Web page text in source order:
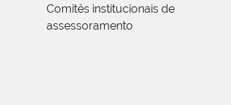
Comitês institucionais de
assessoramento